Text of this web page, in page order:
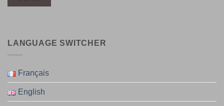
LANGUAGE SWITCHER
Français
English